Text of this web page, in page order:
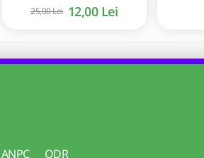
12,00 Lei
25,00 Lei
ANPC ODR